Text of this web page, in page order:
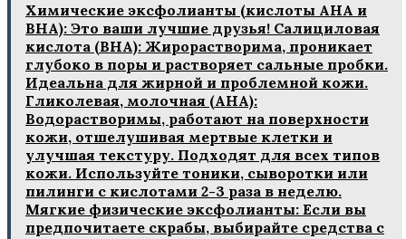
Химические эксфолианты (кислоты AHA и
BHA): Это ваши лучшие друзья! Салициловая
кислота (BHA): Жирорастворима, проникает
глубоко в поры и растворяет сальные пробки.
Идеальна для жирной и проблемной кожи.
Гликолевая, молочная (AHA):
Водорастворимы, работают на поверхности
кожи, отшелушивая мертвые клетки и
улучшая текстуру. Подходят для всех типов
кожи. Используйте тоники, сыворотки или
пилинги с кислотами 2-3 раза в неделю.
Мягкие физические эксфолианты: Если вы
предпочитаете скрабы, выбирайте средства с